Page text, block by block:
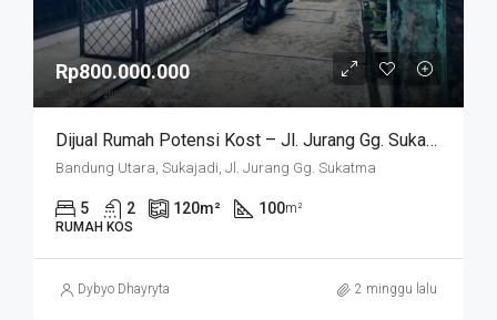
Rp800.000.000
Dijual Rumah Potensi Kost – Jl. Jurang Gg. Sukatma Sukajadi Bandung
Bandung Utara, Sukajadi, Jl. Jurang Gg. Sukatma
5 2 120m² 100m²
RUMAH KOS
Dybyo Dhayryta 2 minggu lalu